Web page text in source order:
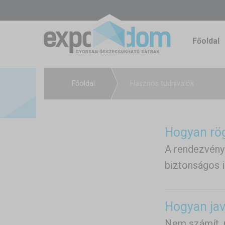
Főoldal
Főoldal
Hogyan
A
biztonságos
Hogyan